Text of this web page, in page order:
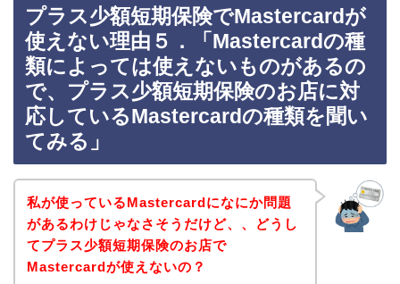
プラス少額短期保険でMastercardが
使えない理由５．「Mastercardの種
類によっては使えないものがあるの
で、プラス少額短期保険のお店に対
応しているMastercardの種類を聞い
てみる」
私が使っているMastercardになにか問題
があるわけじゃなさそうだけど、、どうし
てプラス少額短期保険のお店で
Mastercardが使えないの？